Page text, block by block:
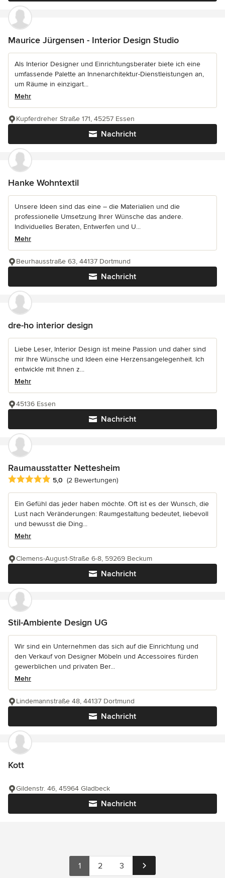
Maurice Jürgensen - Interior Design Studio
Als Interior Designer und Einrichtungsberater biete ich eine
umfassende Palette an Innenarchitektur-Dienstleistungen an,
um Räume in einzigart...
Mehr
Nachricht
Kupferdreher Straße 171, 45257 Essen
Hanke Wohntextil
Unsere Ideen sind das eine – die Materialien und die
professionelle Umsetzung Ihrer Wünsche das andere.
Individuelles Beraten, Entwerfen und U...
Mehr
Nachricht
Beurhausstraße 63, 44137 Dortmund
dre-ho interior design
Liebe Leser, Interior Design ist meine Passion und daher sind
mir Ihre Wünsche und Ideen eine Herzensangelegenheit. Ich
entwickle mit Ihnen z...
Mehr
Nachricht
45136 Essen
Raumausstatter Nettesheim
Durchschnittliche Bewertung: 5 von 5 Sternen
5,0 (2 Bewertungen)
Ein Gefühl das jeder haben möchte. Oft ist es der Wunsch, die
Lust nach Veränderungen: Raumgestaltung bedeutet, liebevoll
und bewusst die Ding...
Mehr
Nachricht
Clemens-August-Straße 6-8, 59269 Beckum
Stil-Ambiente Design UG
Wir sind ein Unternehmen das sich auf die Einrichtung und
den Verkauf von Designer Möbeln und Accessoires fürden
gewerblichen und privaten Ber...
Mehr
Nachricht
Lindemannstraße 48, 44137 Dortmund
Kott
Nachricht
Gildenstr. 46, 45964 Gladbeck
1 2 3